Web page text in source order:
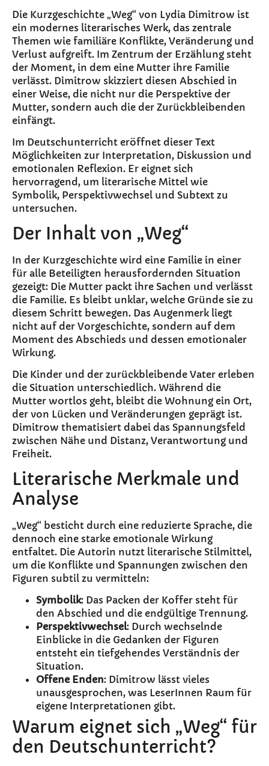
Die Kurzgeschichte „Weg“ von Lydia Dimitrow ist
ein modernes literarisches Werk, das zentrale
Themen wie familiäre Konflikte, Veränderung und
Verlust aufgreift. Im Zentrum der Erzählung steht
der Moment, in dem eine Mutter ihre Familie
verlässt. Dimitrow skizziert diesen Abschied in
einer Weise, die nicht nur die Perspektive der
Mutter, sondern auch die der Zurückbleibenden
einfängt.
Im Deutschunterricht eröffnet dieser Text
Möglichkeiten zur Interpretation, Diskussion und
emotionalen Reflexion. Er eignet sich
hervorragend, um literarische Mittel wie
Symbolik, Perspektivwechsel und Subtext zu
untersuchen.
Der Inhalt von „Weg“
In der Kurzgeschichte wird eine Familie in einer
für alle Beteiligten herausfordernden Situation
gezeigt: Die Mutter packt ihre Sachen und verlässt
die Familie. Es bleibt unklar, welche Gründe sie zu
diesem Schritt bewegen. Das Augenmerk liegt
nicht auf der Vorgeschichte, sondern auf dem
Moment des Abschieds und dessen emotionaler
Wirkung.
Die Kinder und der zurückbleibende Vater erleben
die Situation unterschiedlich. Während die
Mutter wortlos geht, bleibt die Wohnung ein Ort,
der von Lücken und Veränderungen geprägt ist.
Dimitrow thematisiert dabei das Spannungsfeld
zwischen Nähe und Distanz, Verantwortung und
Freiheit.
Literarische Merkmale und
Analyse
„Weg“ besticht durch eine reduzierte Sprache, die
dennoch eine starke emotionale Wirkung
entfaltet. Die Autorin nutzt literarische Stilmittel,
um die Konflikte und Spannungen zwischen den
Figuren subtil zu vermitteln:
Symbolik: Das Packen der Koffer steht für
den Abschied und die endgültige Trennung.
Perspektivwechsel: Durch wechselnde
Einblicke in die Gedanken der Figuren
entsteht ein tiefgehendes Verständnis der
Situation.
Offene Enden: Dimitrow lässt vieles
unausgesprochen, was LeserInnen Raum für
eigene Interpretationen gibt.
Warum eignet sich „Weg“ für
den Deutschunterricht?